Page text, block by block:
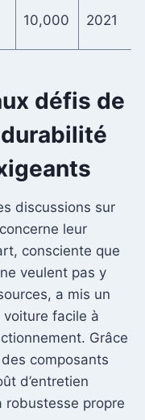
10,000 2021
défis de
discussions sur
leur
consciente que
veulent pas y
a mis un
voiture facile à
Grâce
composants
d’entretien
propre